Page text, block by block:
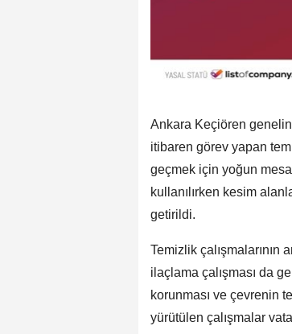
Ankara Keçiören
itibaren görev yapan
geçmek için yoğun
kullanılırken kesim
getirildi.
Temizlik
ilaçlama çalışması da
korunması ve çevrenin
yürütülen çalışmalar